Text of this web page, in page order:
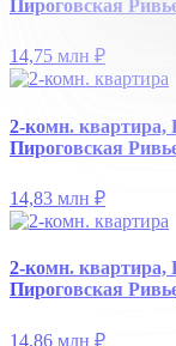
Пироговская
14,75 млн ₽
2-комн. квартира,
Пироговская
14,83 млн ₽
2-комн. квартира,
Пироговская
14,86 млн ₽